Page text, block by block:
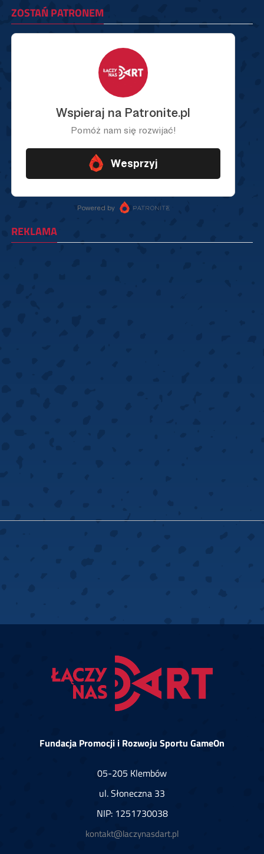
ZOSTAŃ PATRONEM
REKLAMA
Fundacja Promocji i Rozwoju Sportu GameOn
05-205 Klembów
ul. Słoneczna 33
NIP: 1251730038
kontakt@laczynasdart.pl